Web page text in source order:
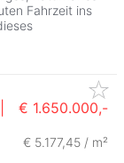
Fahrzeit ins
€ 1.650.000,-
€ 5.177,45 / m²